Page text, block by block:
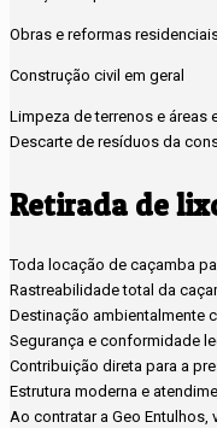
Obras e reformas
Construção civil em geral
Limpeza de terrenos e áreas
Descarte de resíduos da
Retirada de
Toda locação de caçamba
Rastreabilidade total da
Destinação ambientalmente
Segurança e conformidade
Contribuição direta para a
Estrutura moderna e
Ao contratar a Geo Entulhos,